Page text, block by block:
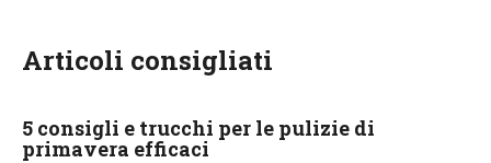
Articoli consigliati
5 consigli e trucchi per le pulizie di
primavera efficaci